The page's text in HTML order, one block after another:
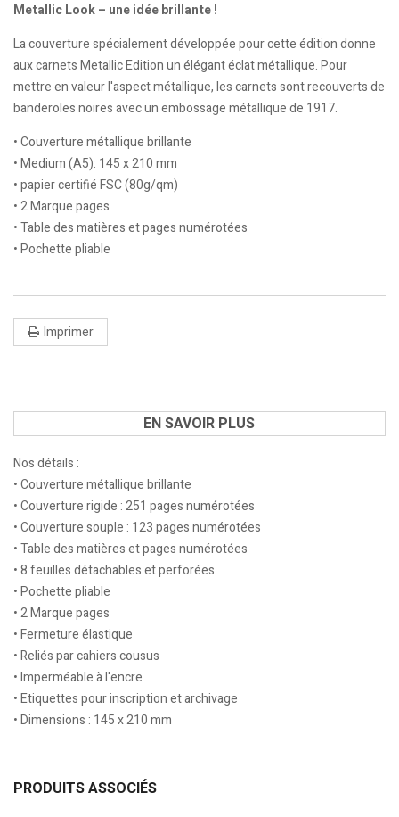
Metallic Look – une idée brillante !
La couverture spécialement développée pour cette édition donne
aux carnets Metallic Edition un élégant éclat métallique. Pour
mettre en valeur l'aspect métallique, les carnets sont recouverts de
banderoles noires avec un embossage métallique de 1917.
• Couverture métallique brillante
• Medium (A5): 145 x 210 mm
• papier certifié FSC (80g/qm)
• 2 Marque pages
• Table des matières et pages numérotées
• Pochette pliable
Imprimer
EN SAVOIR PLUS
Nos détails :
• Couverture métallique brillante
• Couverture rigide : 251 pages numérotées
• Couverture souple : 123 pages numérotées
• Table des matières et pages numérotées
• 8 feuilles détachables et perforées
• Pochette pliable
• 2 Marque pages
• Fermeture élastique
• Reliés par cahiers cousus
• Imperméable à l'encre
• Etiquettes pour inscription et archivage
• Dimensions : 145 x 210 mm
PRODUITS ASSOCIÉS